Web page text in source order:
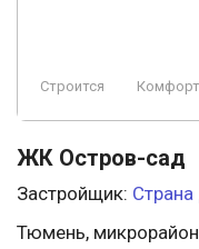
Строится Комфорт
ЖК Остров-сад
Застройщик:
Тюмень,